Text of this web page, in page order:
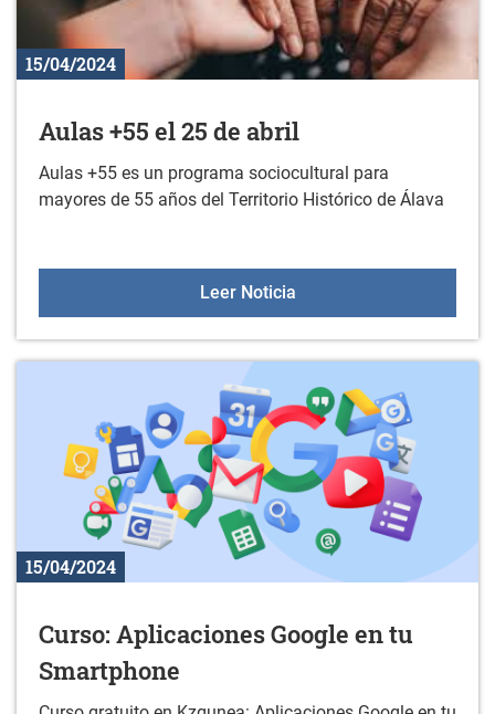
15/04/2024
Aulas +55 el 25 de abril
Aulas +55 es un programa sociocultural para
mayores de 55 años del Territorio Histórico de Álava
Leer NoticiaAulas +55 el 25 de abril
15/04/2024
Curso: Aplicaciones Google en tu
Smartphone